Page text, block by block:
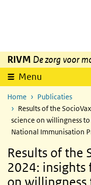
Overslaan en naar de
RIVM De zorg voor
Menu
Home
Publicaties
Results of the
science on willingness
National Immunisation
Results of the
2024: insights